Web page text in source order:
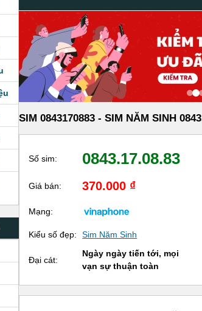
SIM 0843170883 - SIM NĂM SINH
Số sim: 0843.17.08.83
Giá bán: 370.000 ₫
Mạng:
Kiểu số đẹp: Sim Năm Sinh
Đại cát:
Ngày ngày tiến tới, mọi
vạn sự thuận toàn